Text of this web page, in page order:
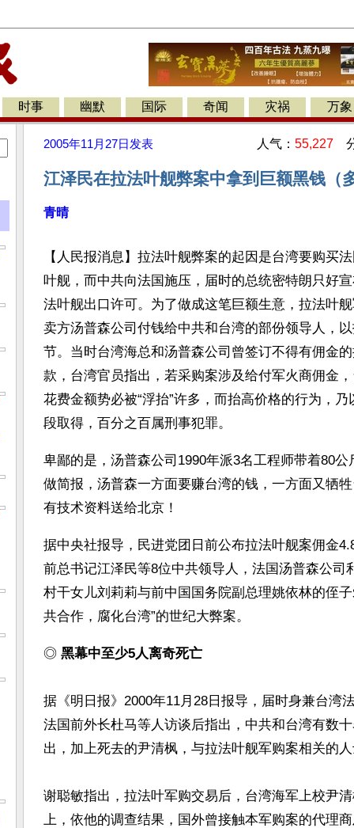
时事 幽默 国际 奇闻 灾祸 万象
2005年11月27日 发表 人气： 55,227
江泽民在拉法叶舰弊案中拿到巨额黑钱（多
青晴
【人民报消息】拉法叶舰弊案的起因是台湾要购买
叶舰，而中共向法国施压，届时的总统密特朗只好
法叶舰出口许可。为了做成这笔巨额生意，拉法叶
卖方汤普森公司付钱给中共和台湾的部份领导人，
节。当时台湾海总和汤普森公司曾签订不得有佣金
款，台湾官员指出，若采购案涉及给付军火商佣金
花费金额势必被“浮抬”许多，而抬高价格的行为，乃
段取得，百分之百属刑事犯罪。
卑鄙的是，汤普森公司1990年派3名工程师带着80
做简报，汤普森一方面要赚台湾的钱，一方面又牺
有技术资料送给北京！
据中央社报导，民进党团日前公布拉法叶舰案佣金
前总书记江泽民等8位中共领导人，法国汤普森公司
村干女儿刘莉莉与前中国国务院副总理姚依林的侄
共合作，腐化台湾”的世纪大弊案。
◎ 黑幕中至少5人离奇死亡
据《明日报》2000年11月28日报导，届时身兼台湾
法国前外长杜马等人访谈后指出，中共和台湾有数
出，加上死去的尹清枫，与拉法叶舰军购案相关的人
谢聪敏指出，拉法叶军购交易后，台湾海军上校尹
上，依他的调查结果，国外曾接触本军购案的代理